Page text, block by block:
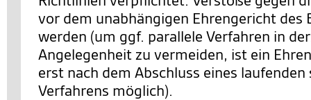
vor dem unabhängigen Ehrengericht des
werden (um ggf. parallele Verfahren in
Angelegenheit zu vermeiden, ist ein
erst nach dem Abschluss eines
Verfahrens möglich).